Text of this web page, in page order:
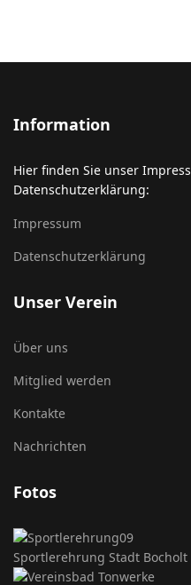
Information
Hier finden Sie unser
Datenschutzerklärung:
Impressum
Datenschutzerklärung
Unser Verein
Über uns
Mitglied werden
Kontakte
Nachrichten
Fotos
Sportlerehrung Stadt Bocholt